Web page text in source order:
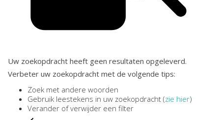
Uw zoekopdracht heeft geen resultaten opgeleverd.
Verbeter uw zoekopdracht met de volgende tips:
Zoek met andere woorden
Gebruik leestekens in uw zoekopdracht (zie hier)
Verander of verwijder een filter